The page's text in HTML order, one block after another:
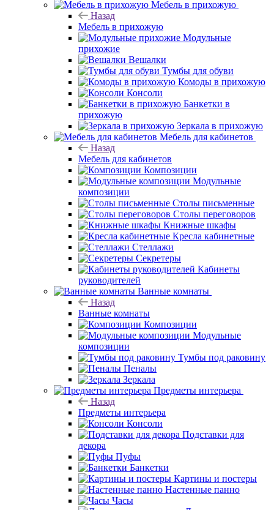
Мебель в прихожую
Назад
Мебель в прихожую
Модульные
прихожие
Вешалки
Тумбы для обуви
Комоды в прихожую
Консоли
Банкетки в
прихожую
Зеркала в прихожую
Мебель для кабинетов
Назад
Мебель для кабинетов
Композиции
Модульные
композиции
Столы письменные
Столы переговоров
Книжные шкафы
Кресла кабинетные
Стеллажи
Секретеры
Кабинеты
руководителей
Ванные комнаты
Назад
Ванные комнаты
Композиции
Модульные
композиции
Тумбы под раковину
Пеналы
Зеркала
Предметы интерьера
Назад
Предметы интерьера
Консоли
Подставки для
декора
Пуфы
Банкетки
Картины и постеры
Настенные панно
Часы